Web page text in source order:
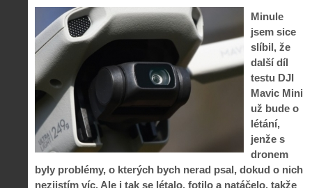
Minule
jsem sice
slíbil, že
další díl
testu DJI
Mavic Mini
už bude o
létání,
jenže s
dronem
byly problémy, o kterých bych nerad psal, dokud o nich
nezjistím víc. Ale i tak se létalo, fotilo a natáčelo, takže